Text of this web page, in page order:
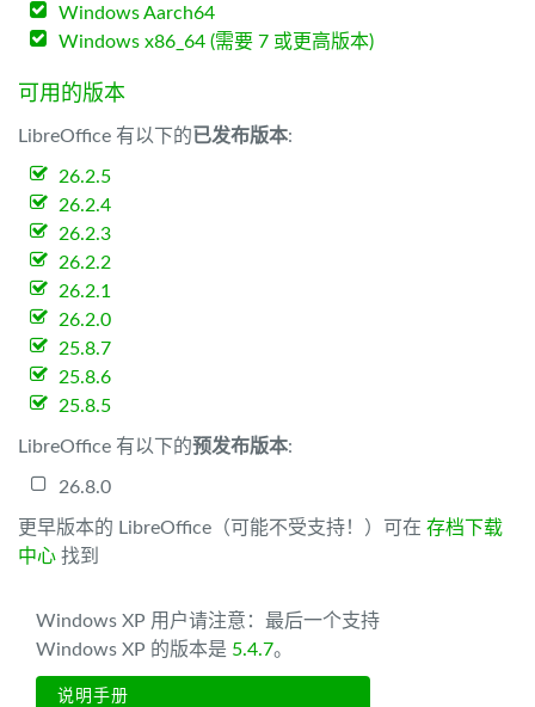
Windows Aarch64
Windows x86_64 (需要 7 或更高版本)
可用的版本
LibreOffice 有以下的已发布版本:
26.2.5
26.2.4
26.2.3
26.2.2
26.2.1
26.2.0
25.8.7
25.8.6
25.8.5
LibreOffice 有以下的预发布版本:
26.8.0
更早版本的 LibreOffice（可能不受支持！）可在 存档下载
中心 找到
Windows XP 用户请注意：最后一个支持
Windows XP 的版本是 5.4.7。
说明手册